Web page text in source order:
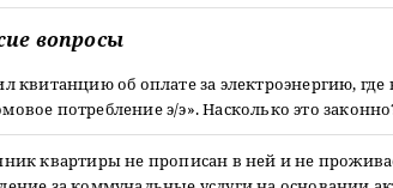
вопросы
квитанцию об оплате за электроэнергию, где
потребление э/э». Насколько это
квартиры не прописан в ней и не